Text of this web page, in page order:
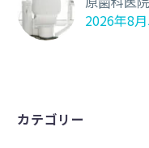
2026年8
カテゴリー